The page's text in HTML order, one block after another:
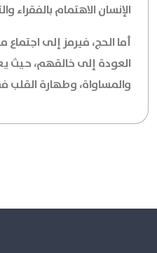
الإنسان الاهتمام بالفقراء
أما الحج، فيرمز إلى
العودة إلى خالقهم، حيث
والمساواة، وطهارة القلب